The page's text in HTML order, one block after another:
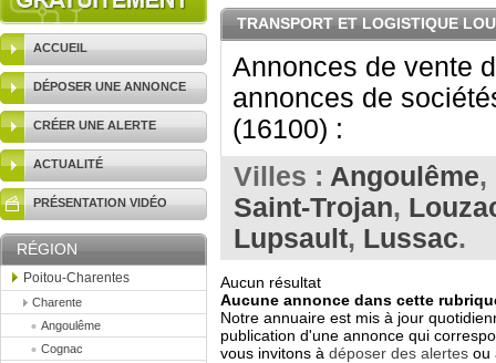
ACCUEIL
DÉPOSER UNE ANNONCE
CRÉER UNE ALERTE
ACTUALITÉ
PRÉSENTATION VIDÉO
RÉGION
Poitou-Charentes
Charente
Angoulême
Cognac
RECHERCHER UNE
ANNONCE
TRANSPORT ET LOGISTIQUE
Annonces de vente
annonces de
(16100) :
Villes : Angoulême,
Saint-Trojan,
Lupsault, Lussac.
Aucun résultat
Aucune annonce dans cette
Notre annuaire est mis à jour
publication d'une annonce qui
vous invitons à déposer des alertes ou